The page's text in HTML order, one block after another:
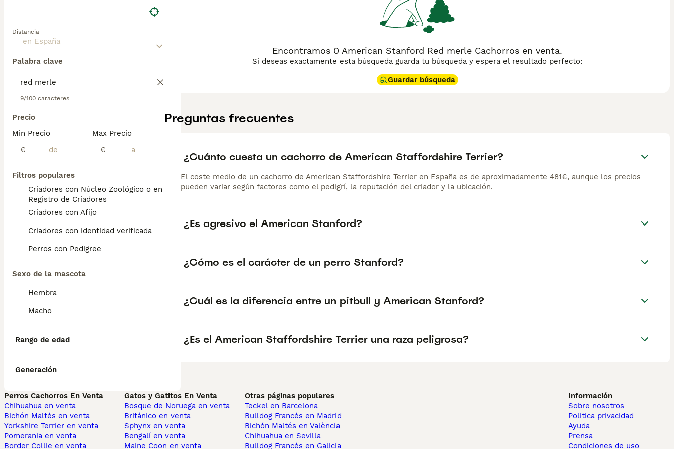
Distancia
Palabra clave
9/100 caracteres
Precio
Min Precio
€
Max Precio
€
Filtros populares
Criadores con Núcleo Zoológico o en el
Registro de Criadores
Criadores con Afijo
Criadores con identidad verificada
Perros con Pedigree
Sexo de la mascota
Hembra
Macho
Rango de edad
Generación
Encontramos 0 American Stanford Red merle Cachorros en venta.
Si deseas exactamente esta búsqueda guarda tu búsqueda y espera el resultado perfecto:
Guardar búsqueda
Preguntas frecuentes
¿Cuánto cuesta un cachorro de American Staffordshire Terrier?
El coste medio de un cachorro de American Staffordshire Terrier en España es de aproximadamente 481€, aunque los precios
pueden variar según factores como el pedigrí, la reputación del criador y la ubicación.
¿Es agresivo el American Stanford?
¿Cómo es el carácter de un perro Stanford?
¿Cuál es la diferencia entre un pitbull y American Stanford?
¿Es el American Staffordshire Terrier una raza peligrosa?
Perros Cachorros En Venta
Chihuahua en venta
Bichón Maltés en venta
Yorkshire Terrier en venta
Pomerania en venta
Border Collie en venta
Gatos y Gatitos En Venta
Bosque de Noruega en venta
Británico en venta
Sphynx en venta
Bengalí en venta
Maine Coon en venta
Otras páginas populares
Teckel en Barcelona
Bulldog Francés en Madrid
Bichón Maltés en València
Chihuahua en Sevilla
Bulldog Francés en Galicia
Información
Sobre nosotros
Politica privacidad
Ayuda
Prensa
Condiciones de uso